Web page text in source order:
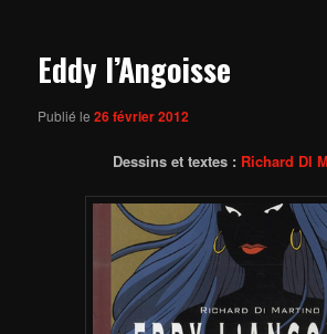
Eddy l’Angoisse
Publié le26 février 2012
Dessins et textes : Richard DI